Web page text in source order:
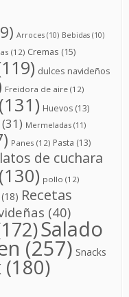
Arroces (10) Bebidas (10)
(12) Cremas (15)
dulces navideños
Freidora de aire (12)
(131) Huevos (13)
(31) Mermeladas (11)
Panes (12) Pasta (13)
de cuchara
(130) pollo (12)
(18) Recetas
(40)
Salado
(257) Snacks
(180)